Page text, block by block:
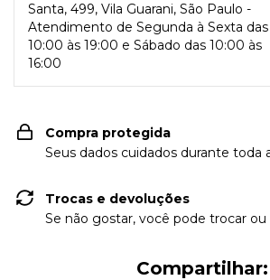
Santa, 499, Vila Guarani, São Paulo -
Atendimento de Segunda à Sexta das
10:00 às 19:00 e Sábado das 10:00 às
16:00
Compra protegida
Seus dados cuidados durante toda
Trocas e devoluções
Se não gostar, você pode trocar ou
Compartilhar: